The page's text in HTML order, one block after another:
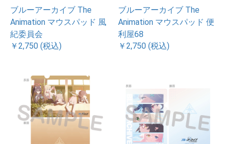
ブルーアーカイブ The
Animation マウスパッド 風
紀委員会
￥2,750 (税込)
ブルーアーカイブ The
Animation マウスパッド 便
利屋68
￥2,750 (税込)